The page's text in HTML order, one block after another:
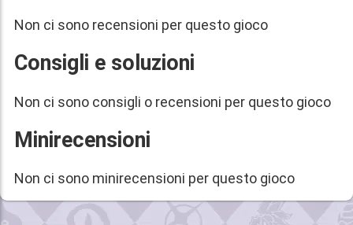
Non ci sono recensioni per questo gioco
Consigli e soluzioni
Non ci sono consigli o recensioni per questo gioco
Minirecensioni
Non ci sono minirecensioni per questo gioco